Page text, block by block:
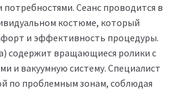
Сеанс проводится в
костюме, который
и эффективность процедуры.
содержит вращающиеся ролики с
и вакуумную систему. Специалист
по проблемным зонам, соблюдая